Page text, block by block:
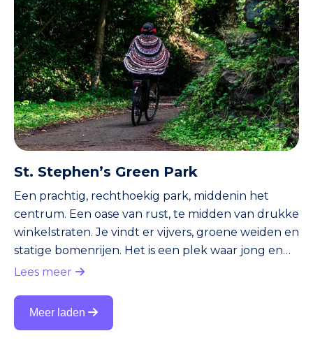
terechtkomt. Temple Bar ligt aan de zuidkant van
de rivier de Liffey.
St. Stephen’s Green Park
Een prachtig, rechthoekig park, middenin het
centrum. Een oase van rust, te midden van drukke
winkelstraten. Je vindt er vijvers, groene weiden en
statige bomenrijen. Het is een plek waar jong en
oud Dublin graag komt. In de zomer vinden er
lievelingspark van Dublin. Je moet er zeker even
een kijkje nemen!
Lees meer
Meer laden